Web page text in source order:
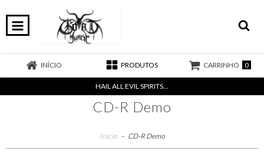
INÍCIO PRODUTOS CARRINHO 0
HAIL ALL EVIL SPIRITS...
CD-R Demo
Início - CD-R Demo